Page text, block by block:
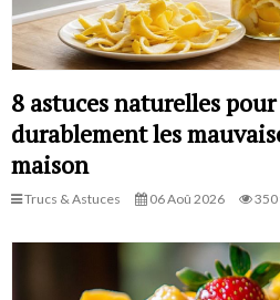
8 astuces naturelles
durablement les
maison
Trucs & Astuces 06 Aoû 2026 350